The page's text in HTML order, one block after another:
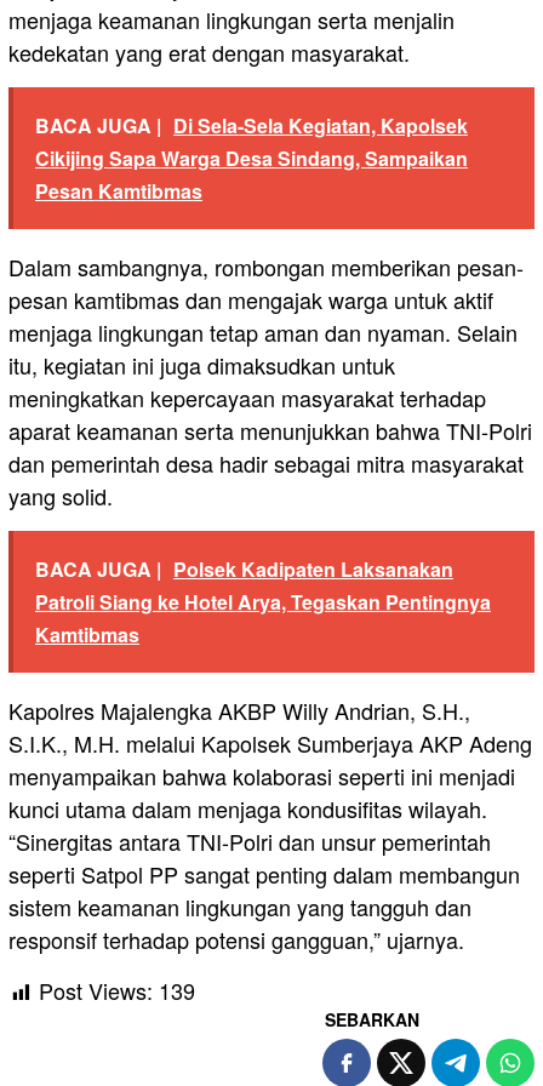
menjaga keamanan lingkungan serta menjalin
kedekatan yang erat dengan masyarakat.
BACA JUGA | Di Sela-Sela Kegiatan, Kapolsek
Cikijing Sapa Warga Desa Sindang, Sampaikan
Pesan Kamtibmas
Dalam sambangnya, rombongan memberikan pesan-
pesan kamtibmas dan mengajak warga untuk aktif
menjaga lingkungan tetap aman dan nyaman. Selain
itu, kegiatan ini juga dimaksudkan untuk
meningkatkan kepercayaan masyarakat terhadap
aparat keamanan serta menunjukkan bahwa TNI-Polri
dan pemerintah desa hadir sebagai mitra masyarakat
yang solid.
BACA JUGA | Polsek Kadipaten Laksanakan
Patroli Siang ke Hotel Arya, Tegaskan Pentingnya
Kamtibmas
Kapolres Majalengka AKBP Willy Andrian, S.H.,
S.I.K., M.H. melalui Kapolsek Sumberjaya AKP Adeng
menyampaikan bahwa kolaborasi seperti ini menjadi
kunci utama dalam menjaga kondusifitas wilayah.
“Sinergitas antara TNI-Polri dan unsur pemerintah
seperti Satpol PP sangat penting dalam membangun
sistem keamanan lingkungan yang tangguh dan
responsif terhadap potensi gangguan,” ujarnya.
Post Views: 139
SEBARKAN